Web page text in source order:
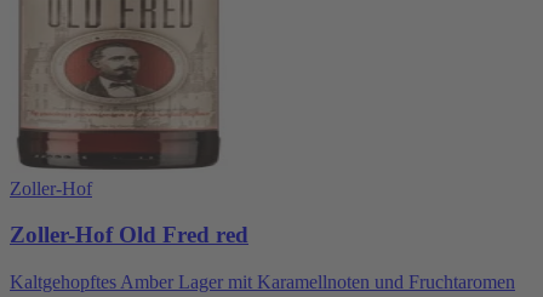
Zoller-Hof
Zoller-Hof Old Fred red
Kaltgehopftes Amber Lager mit Karamellnoten und Fruchtaromen